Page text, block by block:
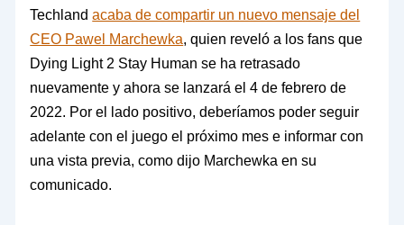
Techlandacaba de compartir un nuevo mensaje del
CEO Pawel Marchewka, quien reveló a los fans que
Dying Light 2 Stay Human se ha retrasado
nuevamente y ahora se lanzará el 4 de febrero de
2022. Por el lado positivo, deberíamos poder seguir
adelante con el juego el próximo mes e informar con
una vista previa, como dijo Marchewka en su
comunicado.